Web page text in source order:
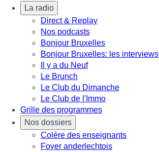
La radio
Direct & Replay
Nos podcasts
Bonjour Bruxelles
Bonjour Bruxelles: les interviews
Il y a du Neuf
Le Brunch
Le Club du Dimanche
Le Club de l'Immo
Grille des programmes
Nos dossiers
Colère des enseignants
Foyer anderlechtois